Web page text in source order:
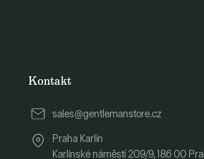
Kontakt
sales@gentlemanstore.cz
Praha Karlín
Karlínské náměstí 209/9, 186 00